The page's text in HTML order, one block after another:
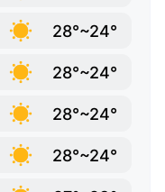
28°~24°
28°~24°
28°~24°
28°~24°